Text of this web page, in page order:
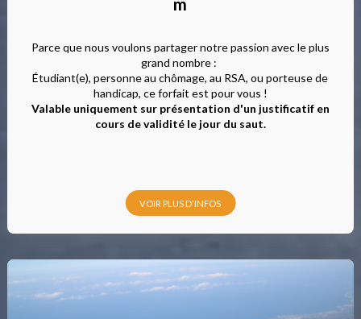
Parce que nous voulons partager notre passion avec le plus
grand nombre :
Étudiant(e), personne au chômage, au RSA, ou porteuse de
handicap, ce forfait est pour vous !
Valable uniquement sur présentation d'un justificatif en
cours de validité le jour du saut.
VOIR PLUS D'INFOS